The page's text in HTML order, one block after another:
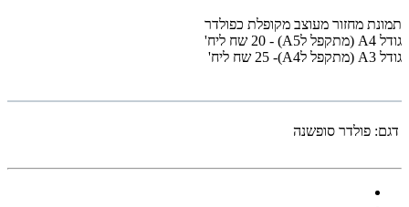
תמונת מחזור מעוצב מקופלת כפולדר
גודל A4 (מתקפל לA5) - 20 שח ליח'
גודל A3 (מתקפל לA4)- 25 שח ליח'
דגם: פולדר סופשנה